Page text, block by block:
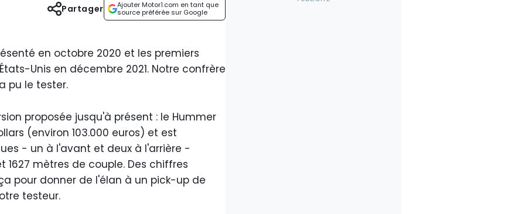
Ajouter Motor1.com en tant que
source préférée sur Google
Partager
en octobre 2020 et les premiers
Unis en décembre 2021. Notre confrère
pu le tester.
proposée jusqu'à présent : le Hummer
(environ 103.000 euros) et est
- un à l'avant et deux à l'arrière -
1627 mètres de couple. Des chiffres
pour donner de l'élan à un pick-up de
testeur.